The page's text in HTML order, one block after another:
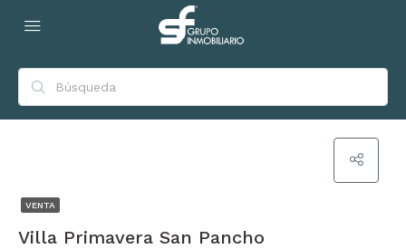
VENTA
Villa Primavera San Pancho